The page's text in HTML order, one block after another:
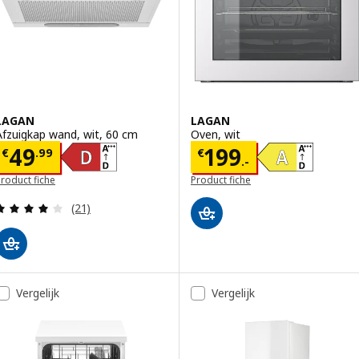
wand, wit, 60 cm
€49.99
€ 49.99
fiche
Beoordeling: 4 van 5 sterren. Totaal
(21)
LAGAN
Oven, wit
€199.-
Prijs € 199.-
Product fiche
Vergelijk Vergelijk